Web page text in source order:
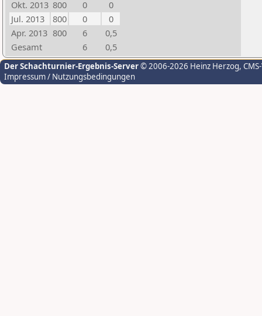
Okt. 2013 800 0
0
Jul. 2013
800 0
0
Apr. 2013 800 6
0,5
Gesamt
6 0,5
Der Schachturnier-Ergebnis-Server© 2006-2026 Heinz Herzog,
Impressum / Nutzungsbedingungen